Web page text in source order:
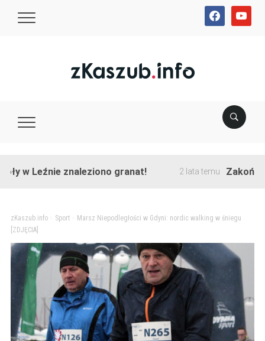
facebookyoutube
znaleziono granat! 2 lata temu Zakończono
zKaszub.info> Sport>
Marsz Niepodległości w Gdyni: nordic walking w śniegu
[ZDJĘCIA]